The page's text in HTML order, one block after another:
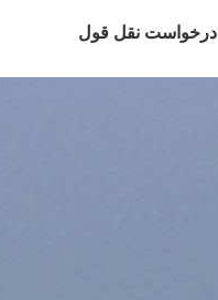
درخواست نقل قول